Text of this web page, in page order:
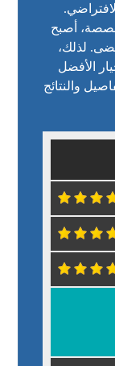
أصبح
لذلك،
الأفضل
والنتائج